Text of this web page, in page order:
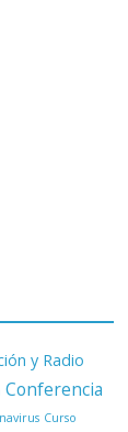
y Radio
Conferencia
Curso